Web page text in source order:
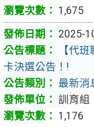
1,675
2025-
【代
卡決選公告！!
最新消
訓育組
1,176